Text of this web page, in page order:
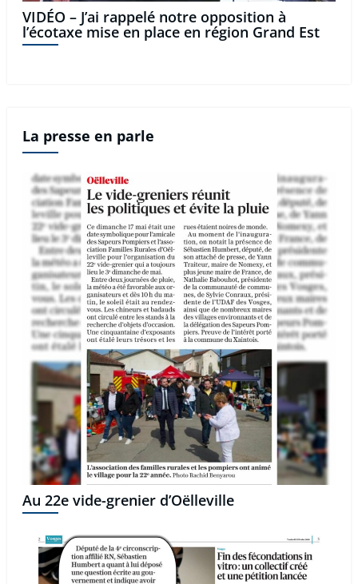
VIDÉO – J’ai rappelé notre opposition à
l’écotaxe mise en place en région Grand Est
La presse en parle
Au 22e vide-grenier d’Oëlleville